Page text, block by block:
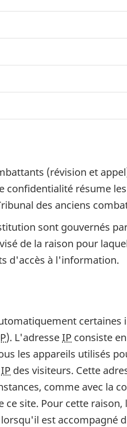
(révision et
confidentialité résume
des anciens
sont gouvernés
de la raison pour
d'accès à l'information.
). L'adresseIP consiste
les appareils utilisés
IP des visiteurs. Cette
comme avec la
site. Pour cette
est accompagné